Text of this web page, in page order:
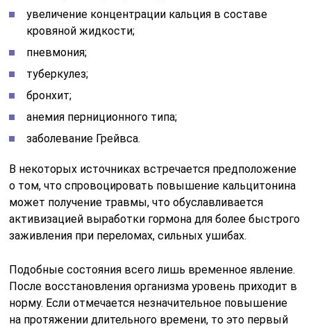
увеличение концентрации кальция в составе
кровяной жидкости;
пневмония;
туберкулез;
бронхит;
анемия перниционного типа;
заболевание Грейвса.
В некоторых источниках встречается предположение
о том, что спровоцировать повышение кальцитонина
может получение травмы, что обуславливается
активизацией выработки гормона для более быстрого
заживления при переломах, сильных ушибах.
Подобные состояния всего лишь временное явление.
После восстановления организма уровень приходит в
норму. Если отмечается незначительное повышение
на протяжении длительного времени, то это первый